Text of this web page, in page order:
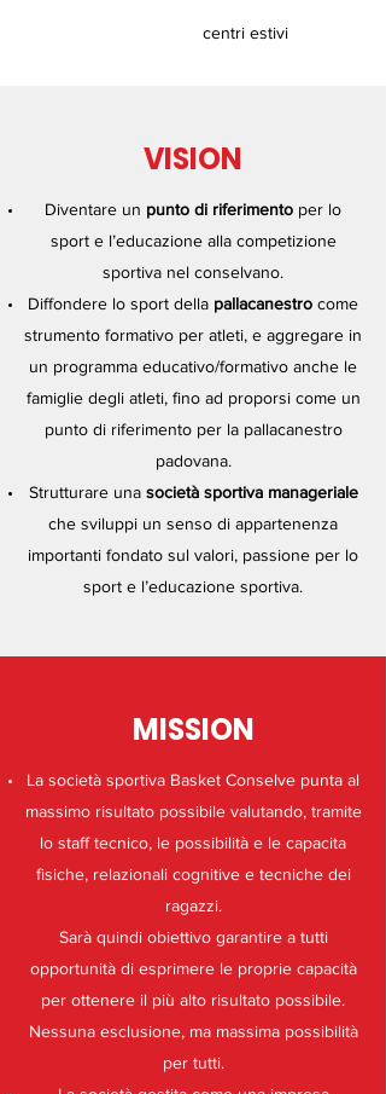
centri estivi
VISION
Diventare un punto di riferimento per lo
sport e l’educazione alla competizione
sportiva nel conselvano.
Diffondere lo sport della pallacanestro come
strumento formativo per atleti, e aggregare in
un programma educativo/formativo anche le
famiglie degli atleti, fino ad proporsi come un
punto di riferimento per la pallacanestro
padovana.
Strutturare una società sportiva manageriale
che sviluppi un senso di appartenenza
importanti fondato sul valori, passione per lo
sport e l’educazione sportiva.
MISSION
La società sportiva Basket Conselve punta al
massimo risultato possibile valutando, tramite
lo staff tecnico, le possibilità e le capacita
fisiche, relazionali cognitive e tecniche dei
ragazzi.
Sarà quindi obiettivo garantire a tutti
opportunità di esprimere le proprie capacità
per ottenere il più alto risultato possibile.
Nessuna esclusione, ma massima possibilità
per tutti.